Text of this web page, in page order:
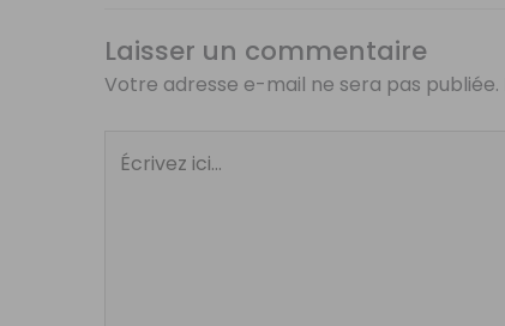
Laisser un commentaire
Votre adresse e-mail ne sera pas publiée.
Écrivez